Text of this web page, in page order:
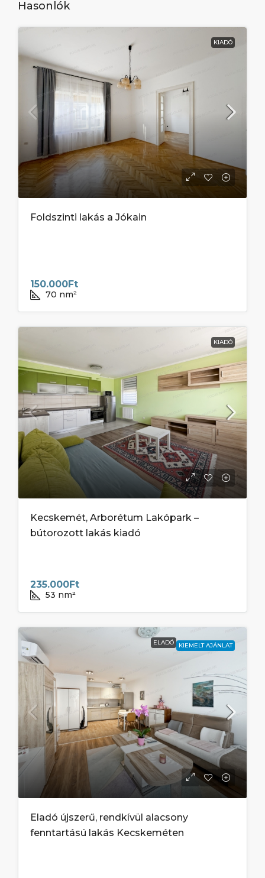
Hasonlók
KIADÓ
Foldszinti lakás a Jókain
150.000Ft
70 nm²
KIADÓ
Kecskemét, Arborétum Lakópark –
bútorozott lakás kiadó
235.000Ft
53 nm²
ELADÓ KIEMELT AJÁNLAT
Eladó újszerű, rendkívül alacsony
fenntartású lakás Kecskeméten